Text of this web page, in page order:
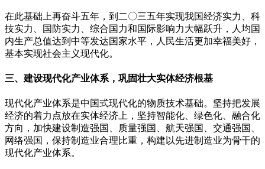
在此基础上再奋斗五年，到二〇三五年实现我国经济实力、科
技实力、国防实力、综合国力和国际影响力大幅跃升，人均国
内生产总值达到中等发达国家水平，人民生活更加幸福美好，
基本实现社会主义现代化。
三、建设现代化产业体系，巩固壮大实体经济根基
现代化产业体系是中国式现代化的物质技术基础。坚持把发展
经济的着力点放在实体经济上，坚持智能化、绿色化、融合化
方向，加快建设制造强国、质量强国、航天强国、交通强国、
网络强国，保持制造业合理比重，构建以先进制造业为骨干的
现代化产业体系。